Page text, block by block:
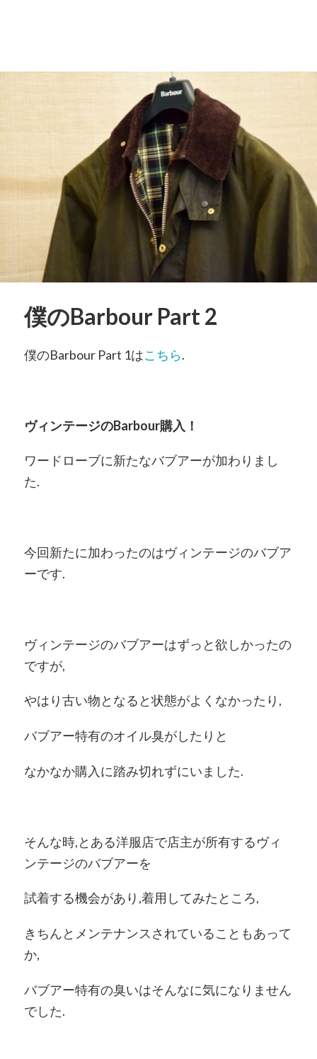
僕のBarbour Part 2
僕のBarbour Part 1はこちら.
ヴィンテージのBarbour購入！
ワードローブに新たなバブアーが加わりまし
た.
今回新たに加わったのはヴィンテージのバブア
ーです.
ヴィンテージのバブアーはずっと欲しかったの
ですが,
やはり古い物となると状態がよくなかったり,
バブアー特有のオイル臭がしたりと
なかなか購入に踏み切れずにいました.
そんな時,とある洋服店で店主が所有するヴィ
ンテージのバブアーを
試着する機会があり,着用してみたところ,
きちんとメンテナンスされていることもあって
か,
バブアー特有の臭いはそんなに気になりません
でした.